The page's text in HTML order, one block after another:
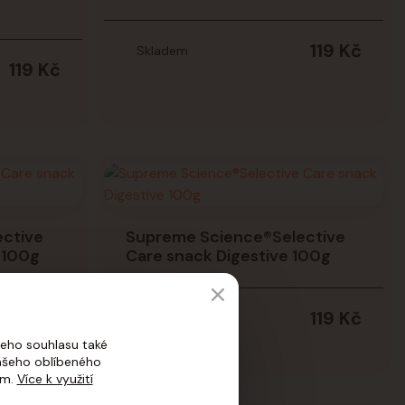
119 Kč
119 Kč
Skladem
Supreme Science®Selective
Care snack Digestive 100g
119 Kč
souhlasu také
oblíbeného
Více k využití